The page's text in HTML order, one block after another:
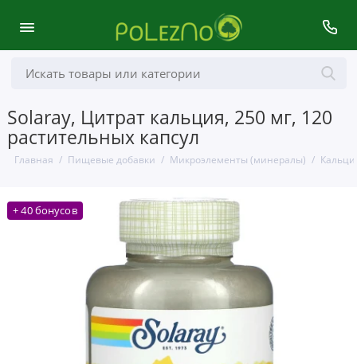
Solaray, Цитрат кальция, 250 мг, 120
растительных капсул
Главная Пищевые добавки Микроэлементы (минералы)
+ 40 бонусов